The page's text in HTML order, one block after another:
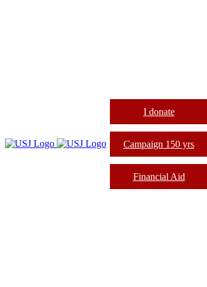
I donate
Campaign 150 yrs
Financial Aid